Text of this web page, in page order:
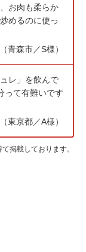
お肉も柔らか
めるのに使っ
（青森市／S様）
レ」を飲んで
って有難いです
（東京都／A様）
掲載しております。